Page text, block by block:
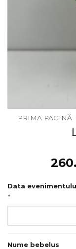
PRIMA PAGINĂ
Data
*
Nume bebelus